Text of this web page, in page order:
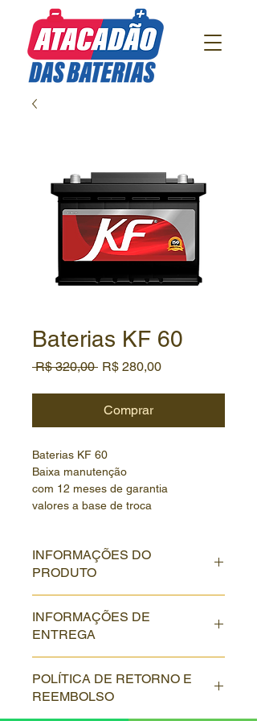
Baterias KF 60
R$ 320,00 Preço
R$ 280,00Preço
Comprar
Baterias KF 60
Baixa manutenção
com 12 meses de garantia
valores a base de troca
INFORMAÇÕES DO
PRODUTO
60 Ah
COMPRIMENTO
190 mm
LARGURA
INFORMAÇÕES DE
ENTREGA
EM TODO DF
POLÍTICA DE RETORNO E
REEMBOLSO